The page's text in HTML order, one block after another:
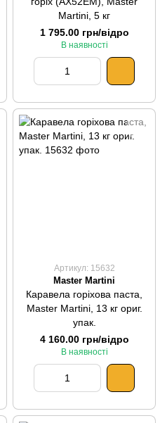
Martini, 5 кг
1 795.00 грн/відро
В наявності
Артикул: 15632
Master Martini
Каравела горіхова паста,
Master Martini, 13 кг ориг.
упак.
4 160.00 грн/відро
В наявності